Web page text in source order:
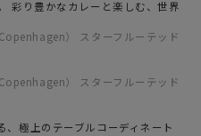
彩り豊かなカレーと楽しむ、世界
） スターフルーテッド
） スターフルーテッド
極上のテーブルコーディネート